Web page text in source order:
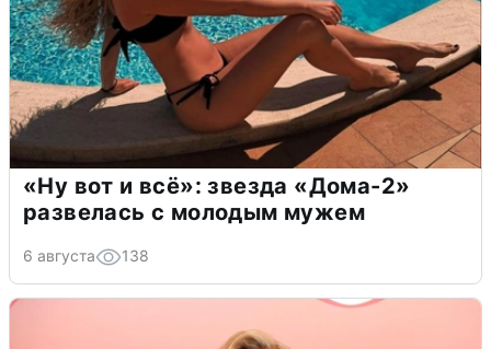
«Ну вот и всё»: звезда «Дома-2»
развелась с молодым мужем
6 августа 138